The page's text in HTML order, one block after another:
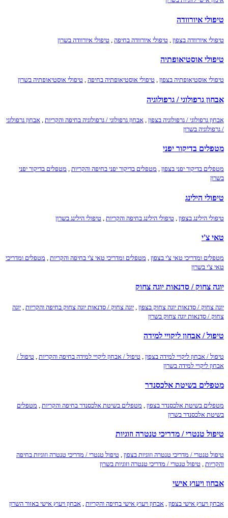
טיפולי איורוודה
טיפולי איורוודה בצפון טיפולי איורוודה בחיפה טיפולי איורוודה בשרון
טיפולי אוסטיאופתיה
טיפולי אוסטיאופתיה בצפון , טיפולי אוסטיאופתיה בחיפה , טיפולי אוסטיאופתיה בשרון
אבחון גרפולוגי / גרפולוגיה
אבחון גרפולוגי / גרפולוגיה בצפון אבחון גרפולוגי / גרפולוגיה בחיפה והקריות
אבחון גרפולוגי
/ גרפולוגיה בשרון
מטפלים בדיקור יפני
מטפלים בדיקור יפני בצפון , מטפלים בדיקור יפני בחיפה והקריות , מטפלים בדיקור יפני
בשרון
טיפולי הילינג
טיפולי הילינג בצפון טיפולי הילינג בחיפה והקריות טיפולי הילינג בשרון
טאי צ'י
מטפלים ומדריכי טאי צ'י בצפון , מטפלים ומדריכי טאי צ'י בחיפה והקריות , מטפלים ומדריכי
טאי צ'י בשרון
יוגה צחוק / סדנאות יוגה צחוק
יוגה צחוק / סדנאות יוגה צחוק בצפון יוגה צחוק / סדנאות יוגה צחוק בחיפה והקריות
יוגה
צחוק / סדנאות יוגה צחוק בשרון
טיפול / אבחון ליקויי למידה
טיפול / אבחון ליקויי למידה בצפון טיפול / אבחון ליקויי למידה בחיפה והקריות
טיפול /
אבחון ליקויי למידה בשרון
מטפלים בשיטת אלכסנדר
מטפלים בשיטת אלכסנדר בצפון , מטפלים בשיטת אלכסנדר בחיפה והקריות , מטפלים
בשיטת אלכסנדר בשרון
טיפול טנטרי / מדריכי טנטרה וזוגיות
טיפול טנטרי / מדריכי טנטרה וזוגיות בצפון טיפול טנטרי / מדריכי טנטרה וזוגיות בחיפה
והקריות
טיפול טנטרי / מדריכי טנטרה וזוגיות בשרון
אבחון ויעוץ אישי
אבחון ויעוץ אישי בצפון , אבחון ויעוץ אישי בחיפה והקריות , אבחון ויעוץ אישי באזור השרון